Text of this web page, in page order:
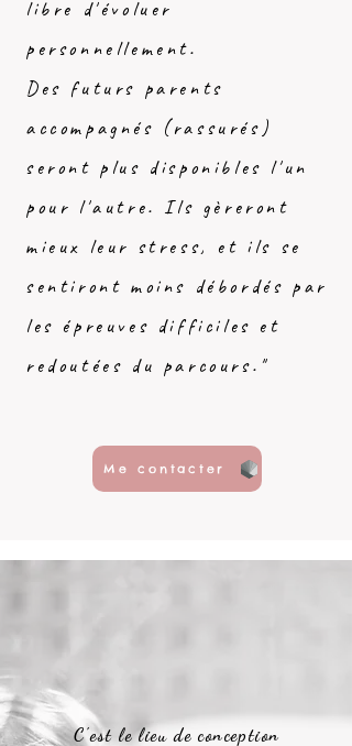
libre d'évoluer
personnellement.
Des futurs parents
accompagnés (rassurés)
seront plus disponibles l'un
pour l'autre. Ils gèreront
mieux leur stress, et ils se
sentiront moins débordés par
les épreuves difficiles et
redoutées du parcours."
Me contacter
C'est le lieu de conception